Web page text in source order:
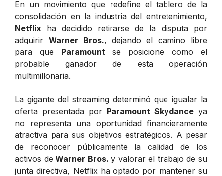
En un movimiento que redefine el tablero de la
consolidación en la industria del entretenimiento,
Netflix ha decidido retirarse de la disputa por
adquirir Warner Bros., dejando el camino libre
para que Paramount se posicione como el
probable ganador de esta operación
multimillonaria.
La gigante del streaming determinó que igualar la
oferta presentada por Paramount Skydance ya
no representa una oportunidad financieramente
atractiva para sus objetivos estratégicos. A pesar
de reconocer públicamente la calidad de los
activos deWarner Bros. y valorar el trabajo de su
junta directiva, Netflix ha optado por mantener su